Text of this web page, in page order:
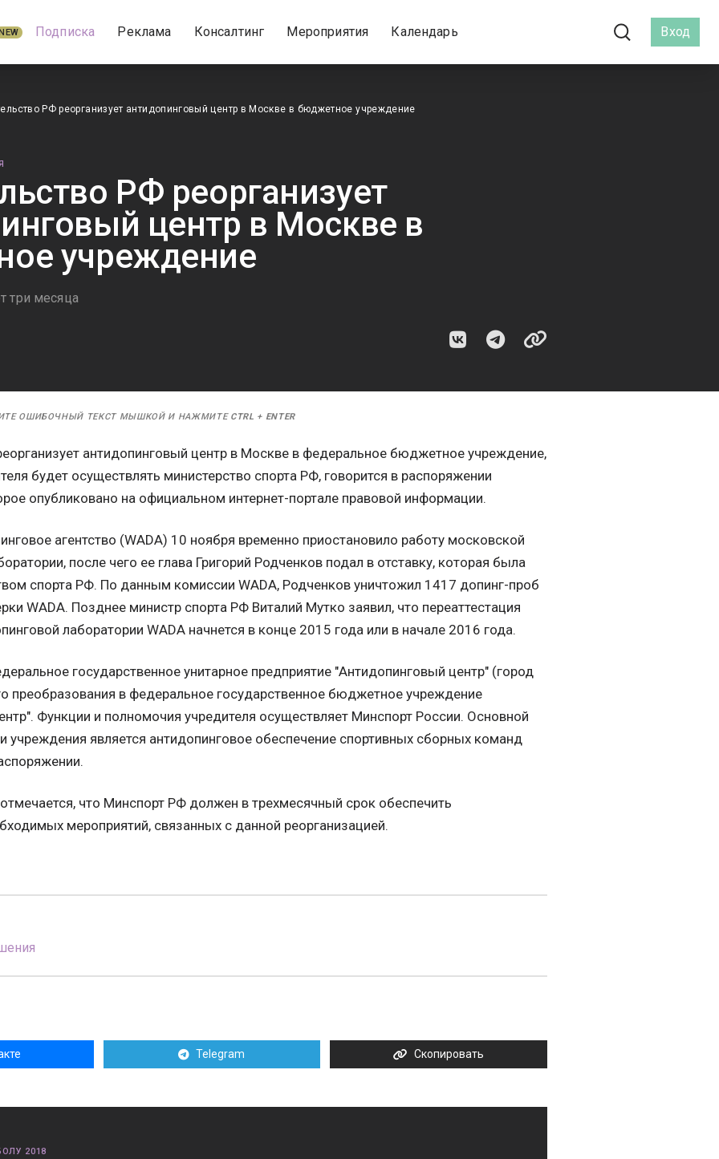
Подписка Реклама Консалтинг Мероприятия Календарь Вход
РФ реорганизует антидопинговый центр в Москве в бюджетное учреждение
РФ реорганизует
центр в Москве в
учреждение
три месяца
ОШИБОЧНЫЙ ТЕКСТ МЫШКОЙ И НАЖМИТЕ CTRL + ENTER
антидопинговый центр в Москве в федеральное бюджетное учреждение,
будет осуществлять министерство спорта РФ, говорится в распоряжении
опубликовано на официальном интернет-портале правовой информации.
агентство (WADA) 10 ноября временно приостановило работу московской
после чего ее глава Григорий Родченков подал в отставку, которая была
спорта РФ. По данным комиссии WADA, Родченков уничтожил 1417 допинг-проб
WADA. Позднее министр спорта РФ Виталий Мутко заявил, что переаттестация
лаборатории WADA начнется в конце 2015 года или в начале 2016 года.
государственное унитарное предприятие "Антидопинговый центр" (город
преобразования в федеральное государственное бюджетное учреждение
Функции и полномочия учредителя осуществляет Минспорт России. Основной
учреждения является антидопинговое обеспечение спортивных сборных команд
что Минспорт РФ должен в трехмесячный срок обеспечить
мероприятий, связанных с данной реорганизацией.
Telegram Скопировать
2018